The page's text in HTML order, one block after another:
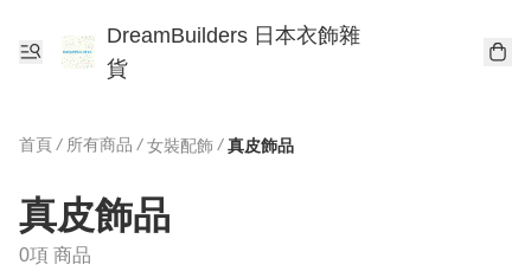
DreamBuilders 日本衣飾雜
貨
首頁 / 所有商品 / 女裝配飾 / 真皮飾品
真皮飾品
0項 商品